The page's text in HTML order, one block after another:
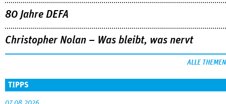
80 Jahre DEFA
Christopher Nolan – Was bleibt, was nervt
ALLE THEMEN
TIPPS